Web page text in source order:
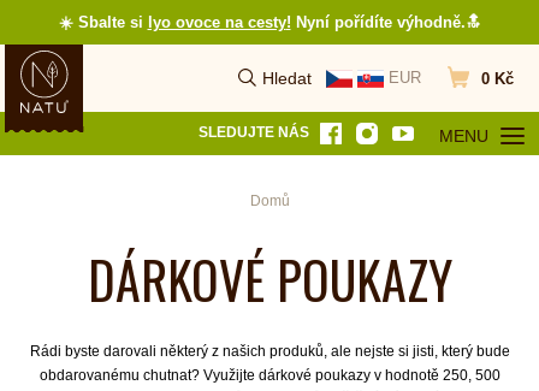
☀️ Sbalte si lyo ovoce na cesty! Nyní pořídíte výhodně.🔝
Hledat
Vyhledat
EUR
Přejít do
0 Kč
SLEDUJTE NÁS MENU
OTEVŘÍT
Domů
DÁRKOVÉ POUKAZY
Rádi byste darovali některý z našich produků, ale nejste si jisti, který bude
obdarovanému chutnat? Využijte dárkové poukazy v hodnotě 250, 500